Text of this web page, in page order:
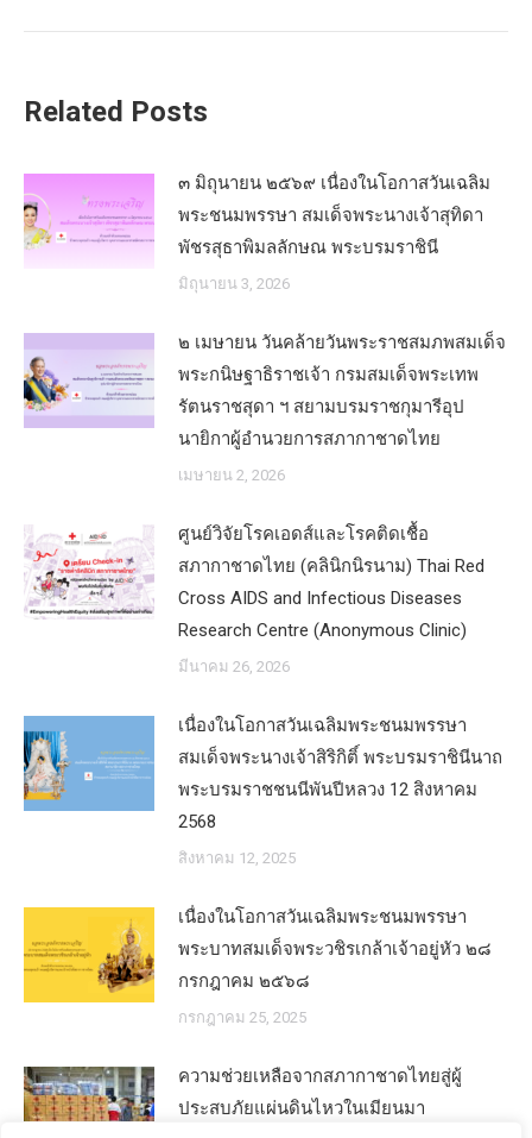
Related Posts
๓ มิถุนายน ๒๕๖๙ เนื่องในโอกาสวันเฉลิม
พระชนมพรรษา สมเด็จพระนางเจ้าสุทิดา
พัชรสุธาพิมลลักษณ พระบรมราชินี
มิถุนายน 3, 2026
๒ เมษายน วันคล้ายวันพระราชสมภพสมเด็จ
พระกนิษฐาธิราชเจ้า กรมสมเด็จพระเทพ
รัตนราชสุดา ฯ สยามบรมราชกุมารีอุป
นายิกาผู้อำนวยการสภากาชาดไทย
เมษายน 2, 2026
ศูนย์วิจัยโรคเอดส์และโรคติดเชื้อ
สภากาชาดไทย (คลินิกนิรนาม) Thai Red
Cross AIDS and Infectious Diseases
Research Centre (Anonymous Clinic)
มีนาคม 26, 2026
เนื่องในโอกาสวันเฉลิมพระชนมพรรษา
สมเด็จพระนางเจ้าสิริกิติ์ พระบรมราชินีนาถ
พระบรมราชชนนีพันปีหลวง 12 สิงหาคม
2568
สิงหาคม 12, 2025
เนื่องในโอกาสวันเฉลิมพระชนมพรรษา
พระบาทสมเด็จพระวชิรเกล้าเจ้าอยู่หัว ๒๘
กรกฎาคม ๒๕๖๘
กรกฎาคม 25, 2025
ความช่วยเหลือจากสภากาชาดไทยสู่ผู้
ประสบภัยแผ่นดินไหวในเมียนมา